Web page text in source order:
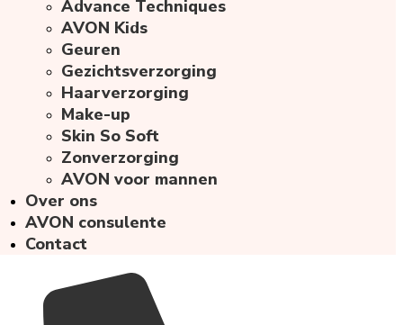
Advance Techniques
AVON Kids
Geuren
Gezichtsverzorging
Haarverzorging
Make-up
Skin So Soft
Zonverzorging
AVON voor mannen
Over ons
AVON consulente
Contact